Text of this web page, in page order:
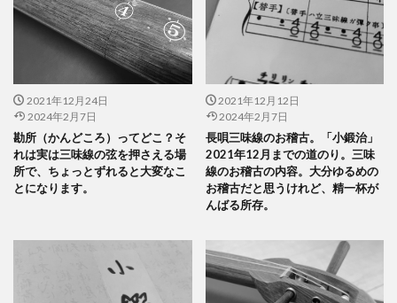
2021年12月24日
2024年2月7日
勘所（かんどころ）ってどこ？そ
れは実は三味線の弦を押さえる場
所で、ちょっとずれると大変なこ
とになります。
2021年12月12日
2024年2月7日
長唄三味線のお稽古。「小鍛治」
2021年12月までの道のり。三味
線のお稽古の内容。大分ゆるめの
お稽古だと思うけれど、精一杯が
んばる所存。